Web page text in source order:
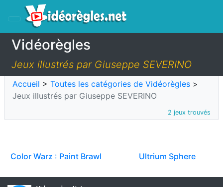
Vidéorègles
Jeux illustrés par Giuseppe SEVERINO
Accueil > Toutes les catégories de Vidéorègles >
Jeux illustrés par Giuseppe SEVERINO
2 jeux trouvés
Color Warz : Paint Brawl Ultrium Sphere